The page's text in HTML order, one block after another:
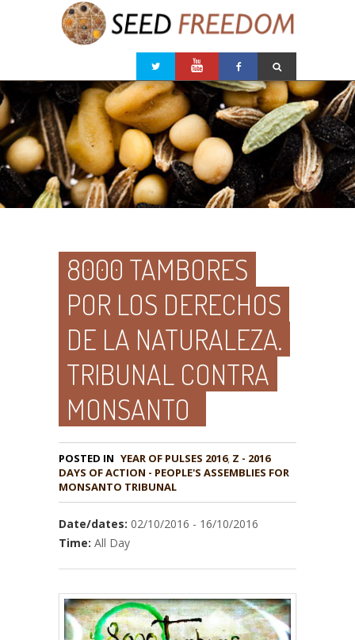
8000 TAMBORES
POR LOS DERECHOS
DE LA NATURALEZA.
TRIBUNAL CONTRA
MONSANTO
POSTED IN YEAR OF PULSES 2016, Z - 2016
DAYS OF ACTION - PEOPLE'S ASSEMBLIES FOR
MONSANTO TRIBUNAL
Date/dates: 02/10/2016 - 16/10/2016
Time: All Day